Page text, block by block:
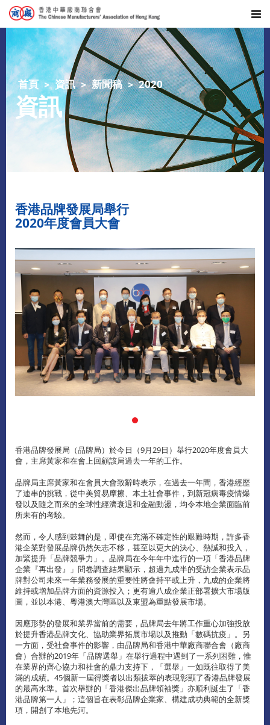
首頁 資訊 新聞稿 2020
資訊
香港品牌發展局舉行
2020年度會員大會
香港品牌發展局（品牌局）於今日（9月29日）舉行2020年度會員大
會，主席黃家和在會上回顧該局過去一年的工作。
品牌局主席黃家和在會員大會致辭時表示，在過去一年間，香港經歷
了連串的挑戰，從中美貿易摩擦、本土社會事件，到新冠病毒疫情爆
發以及隨之而來的全球性經濟衰退和金融動盪，均令本地企業面臨前
所未有的考驗。
然而，令人感到鼓舞的是，即使在充滿不確定性的艱難時期，許多香
港企業對發展品牌仍然矢志不移，甚至以更大的決心、熱誠和投入，
加緊提升「品牌競爭力」。品牌局在今年年中進行的一項「香港品牌
企業『再出發』」問卷調查結果顯示，超過九成半的受訪企業表示品
牌對公司未來一年業務發展的重要性將會持平或上升，九成的企業將
維持或增加品牌方面的資源投入；更有逾八成企業正部署擴大市場版
圖，並以本港、粵港澳大灣區以及東盟為重點發展市場。
因應形勢的發展和業界當前的需要，品牌局去年將工作重心加強投放
於提升香港品牌文化、協助業界拓展市場以及推動「數碼抗疫」。另
一方面，受社會事件的影響，由品牌局和香港中華廠商聯合會（廠商
會）合辦的2019年「品牌選舉」在舉行過程中遇到了一系列困難，惟
在業界的齊心協力和社會的鼎力支持下，「選舉」一如既往取得了美
滿的成績。45個新一屆得獎者以出類拔萃的表現彰顯了香港品牌發展
的最高水準。首次舉辦的「香港傑出品牌領袖獎」亦順利誕生了「香
港品牌第一人」；這個旨在表彰品牌企業家、構建成功典範的全新獎
項，開創了本地先河。